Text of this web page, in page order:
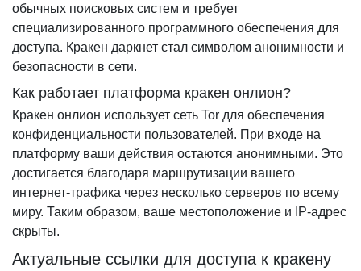
обычных поисковых систем и требует
специализированного программного обеспечения для
доступа. Кракен даркнет стал символом анонимности и
безопасности в сети.
Как работает платформа кракен онлион?
Кракен онлион использует сеть Tor для обеспечения
конфиденциальности пользователей. При входе на
платформу ваши действия остаются анонимными. Это
достигается благодаря маршрутизации вашего
интернет-трафика через несколько серверов по всему
миру. Таким образом, ваше местоположение и IP-адрес
скрыты.
Актуальные ссылки для доступа к кракену